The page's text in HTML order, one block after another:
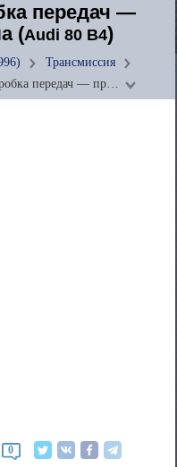
передач —
(Audi 80 B4)
Трансмиссия
передач — пр…
0